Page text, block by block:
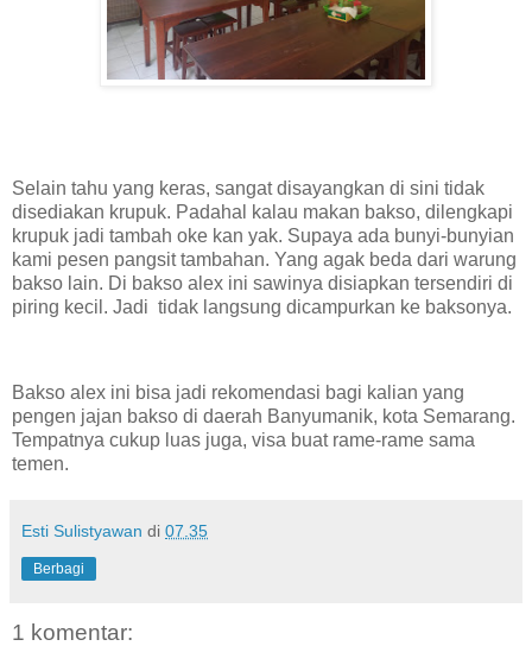
Selain tahu yang keras, sangat disayangkan di sini tidak
disediakan krupuk. Padahal kalau makan bakso, dilengkapi
krupuk jadi tambah oke kan yak. Supaya ada bunyi-bunyian
kami pesen pangsit tambahan. Yang agak beda dari warung
bakso lain. Di bakso alex ini sawinya disiapkan tersendiri di
piring kecil. Jadi tidak langsung dicampurkan ke baksonya.
Bakso alex ini bisa jadi rekomendasi bagi kalian yang
pengen jajan bakso di daerah Banyumanik, kota Semarang.
Tempatnya cukup luas juga, visa buat rame-rame sama
temen.
Esti Sulistyawan di 07.35
Berbagi
1 komentar: